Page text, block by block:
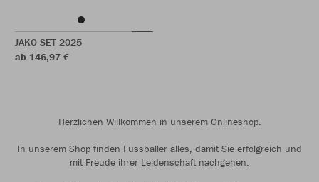
JAKO SET 2025
ab 146,97 €
Herzlichen Willkommen in unserem Onlineshop.
In unserem Shop finden Fussballer alles, damit Sie erfolgreich und
mit Freude ihrer Leidenschaft nachgehen.